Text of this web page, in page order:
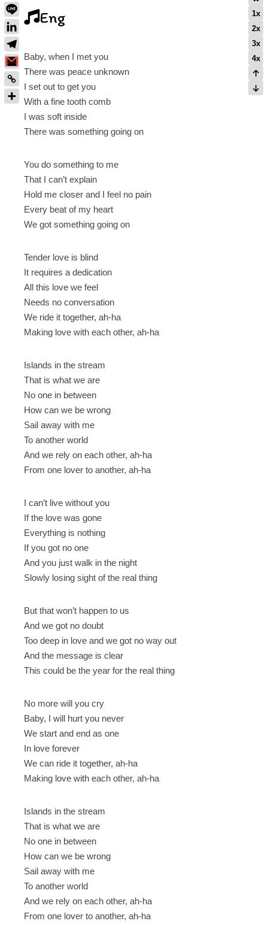
Eng
Baby, when I met you
There was peace unknown
I set out to get you
With a fine tooth comb
I was soft inside
There was something going on
You do something to me
That I can’t explain
Hold me closer and I feel no pain
Every beat of my heart
We got something going on
Tender love is blind
It requires a dedication
All this love we feel
Needs no conversation
We ride it together, ah-ha
Making love with each other, ah-ha
Islands in the stream
That is what we are
No one in between
How can we be wrong
Sail away with me
To another world
And we rely on each other, ah-ha
From one lover to another, ah-ha
I can’t live without you
If the love was gone
Everything is nothing
If you got no one
And you just walk in the night
Slowly losing sight of the real thing
But that won’t happen to us
And we got no doubt
Too deep in love and we got no way out
And the message is clear
This could be the year for the real thing
No more will you cry
Baby, I will hurt you never
We start and end as one
In love forever
We can ride it together, ah-ha
Making love with each other, ah-ha
Islands in the stream
That is what we are
No one in between
How can we be wrong
Sail away with me
To another world
And we rely on each other, ah-ha
From one lover to another, ah-ha
1x
2x
3x
4x